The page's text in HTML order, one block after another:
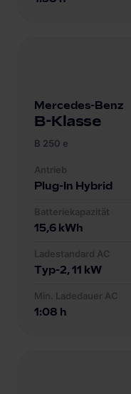
Mercedes-Benz
B-Klasse
B 250 e
Antrieb
Plug-In Hybrid
Batteriekapazität
15,6 kWh
Ladestandard AC
Typ-2, 11 kW
Min. Ladedauer AC
1:08 h